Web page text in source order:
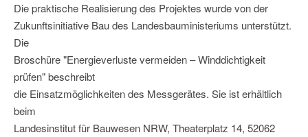
Die praktische Realisierung des Projektes wurde von der
Zukunftsinitiative Bau des Landesbauministeriums unterstützt.
Die
Broschüre "Energieverluste vermeiden – Winddichtigkeit
prüfen" beschreibt
die Einsatzmöglichkeiten des Messgerätes. Sie ist erhältlich
beim
Landesinstitut für Bauwesen NRW, Theaterplatz 14, 52062